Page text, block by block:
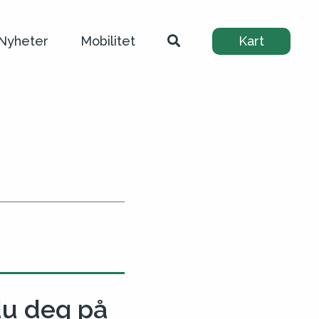
Mobilitet Kart
deg på